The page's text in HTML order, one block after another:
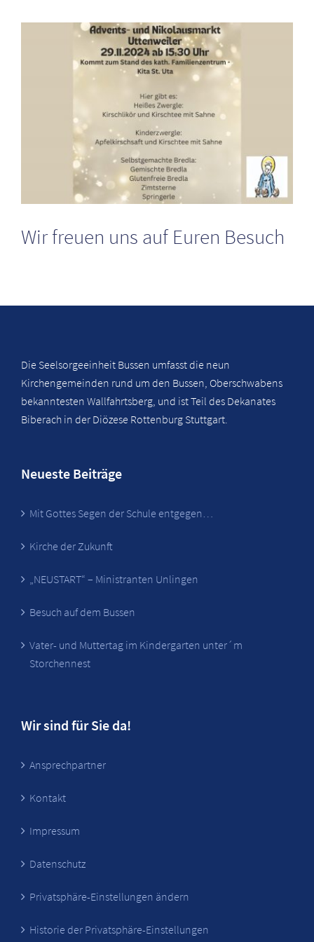
Wir freuen uns auf Euren Besuch
Die Seelsorgeeinheit Bussen umfasst die neun
Kirchengemeinden rund um den Bussen, Oberschwabens
bekanntesten Wallfahrtsberg, und ist Teil des Dekanates
Biberach in der Diözese Rottenburg Stuttgart.
Neueste Beiträge
Mit Gottes Segen der Schule entgegen…
Kirche der Zukunft
„NEUSTART“ – Ministranten Unlingen
Besuch auf dem Bussen
Vater- und Muttertag im Kindergarten unter´m
Storchennest
Wir sind für Sie da!
Ansprechpartner
Kontakt
Impressum
Datenschutz
Privatsphäre-Einstellungen ändern
Historie der Privatsphäre-Einstellungen